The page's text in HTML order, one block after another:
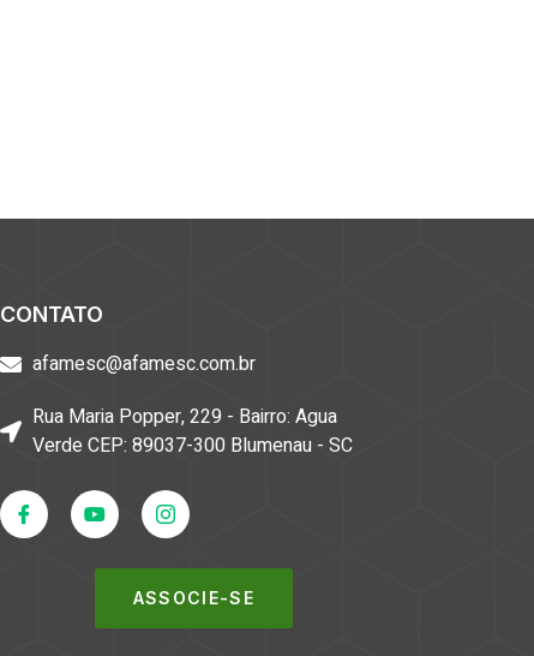
CONTATO
afamesc@afamesc.com.br
Rua Maria Popper, 229 - Bairro: Agua
Verde CEP: 89037-300 Blumenau - SC
ASSOCIE-SE